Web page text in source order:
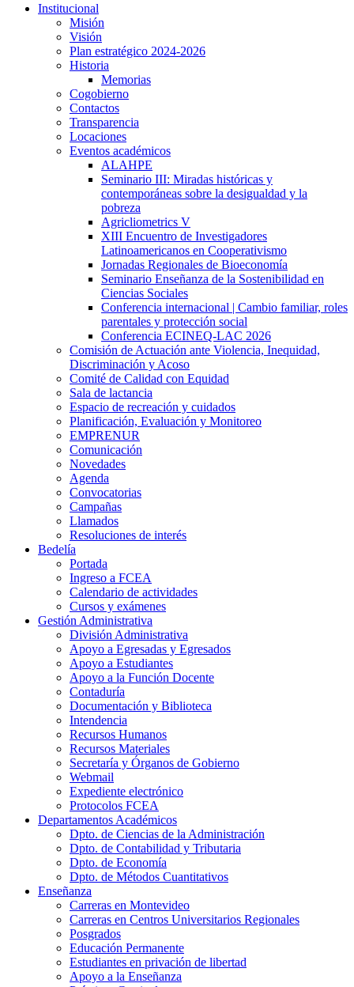
Institucional
Misión
Visión
Plan estratégico 2024-2026
Historia
Memorias
Cogobierno
Contactos
Transparencia
Locaciones
Eventos académicos
ALAHPE
Seminario III: Miradas históricas y
contemporáneas sobre la desigualdad y la
pobreza
Agricliometrics V
XIII Encuentro de Investigadores
Latinoamericanos en Cooperativismo
Jornadas Regionales de Bioeconomía
Seminario Enseñanza de la Sostenibilidad en
Ciencias Sociales
Conferencia internacional | Cambio familiar, roles
parentales y protección social
Conferencia ECINEQ-LAC 2026
Comisión de Actuación ante Violencia, Inequidad,
Discriminación y Acoso
Comité de Calidad con Equidad
Sala de lactancia
Espacio de recreación y cuidados
Planificación, Evaluación y Monitoreo
EMPRENUR
Comunicación
Novedades
Agenda
Convocatorias
Campañas
Llamados
Resoluciones de interés
Bedelía
Portada
Ingreso a FCEA
Calendario de actividades
Cursos y exámenes
Gestión Administrativa
División Administrativa
Apoyo a Egresadas y Egresados
Apoyo a Estudiantes
Apoyo a la Función Docente
Contaduría
Documentación y Biblioteca
Intendencia
Recursos Humanos
Recursos Materiales
Secretaría y Órganos de Gobierno
Webmail
Expediente electrónico
Protocolos FCEA
Departamentos Académicos
Dpto. de Ciencias de la Administración
Dpto. de Contabilidad y Tributaria
Dpto. de Economía
Dpto. de Métodos Cuantitativos
Enseñanza
Carreras en Montevideo
Carreras en Centros Universitarios Regionales
Posgrados
Educación Permanente
Estudiantes en privación de libertad
Apoyo a la Enseñanza